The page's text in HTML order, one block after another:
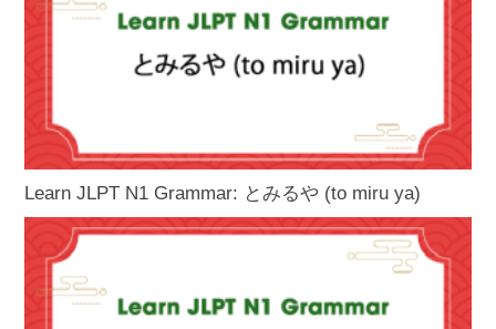
Learn JLPT N1 Grammar: とみるや (to miru ya)